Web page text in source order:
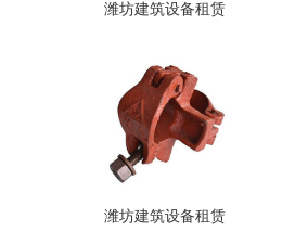
潍坊建筑设备租赁
潍坊建筑设备租赁